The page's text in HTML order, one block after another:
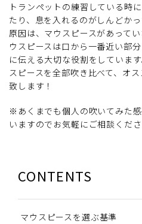
トランペットの練習している時
たり、息を入れるのがしんどか
原因は、マウスピースがあって
ウスピースは口から一番近い部
に伝える大切な役割をしていま
スピースを全部吹き比べて、オ
致します！
※あくまでも個人の吹いてみた
いますのでお気軽にご相談くださ
CONTENTS
マウスピースを選ぶ基準